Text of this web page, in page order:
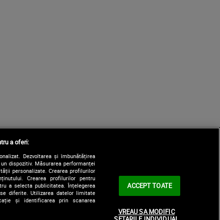
a oferi:
Dezvoltarea și îmbunătățirea
dispozitiv. Măsurarea performanței
personalizate. Crearea profilurilor
Crearea profilurilor pentru
a selecta publicitatea. Înțelegerea
diferite. Utilizarea datelor limitate
și identificarea prin scanarea
ACCEPT TOATE
VREAU SA MODIFIC